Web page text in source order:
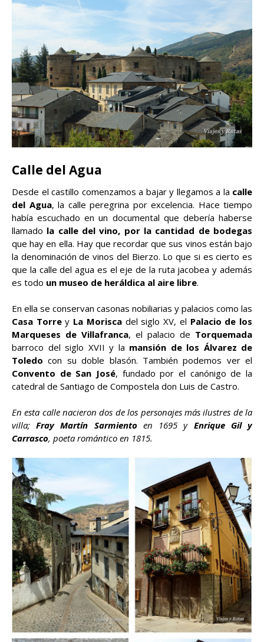
Calle del Agua
Desde el castillo comenzamos a bajar y llegamos a la calle
del Agua, la calle peregrina por excelencia. Hace tiempo
había escuchado en un documental que debería haberse
llamado la calle del vino, por la cantidad de bodegas
que hay en ella. Hay que recordar que sus vinos están bajo
la denominación de vinos del Bierzo. Lo que si es cierto es
que la calle del agua es el eje de la ruta jacobea y además
es todo un museo de heráldica al aire libre.
En ella se conservan casonas nobiliarias y palacios como las
Casa Torrey La Moriscadel siglo XV, el Palacio de los
Marqueses de Villafranca, el palacio de Torquemada
barroco del siglo XVII y la mansión de los Álvarez de
Toledo con su doble blasón. También podemos ver el
Convento de San José, fundado por el canónigo de la
catedral de Santiago de Compostela don Luis de Castro.
En esta calle nacieron dos de los personajes más ilustres de la
villa;Fray Martín Sarmiento en 1695 y Enrique Gil y
Carrasco, poeta romántico en 1815.